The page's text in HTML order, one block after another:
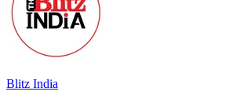
Blitz India